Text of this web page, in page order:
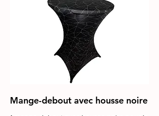
Mange-debout avec housse noire